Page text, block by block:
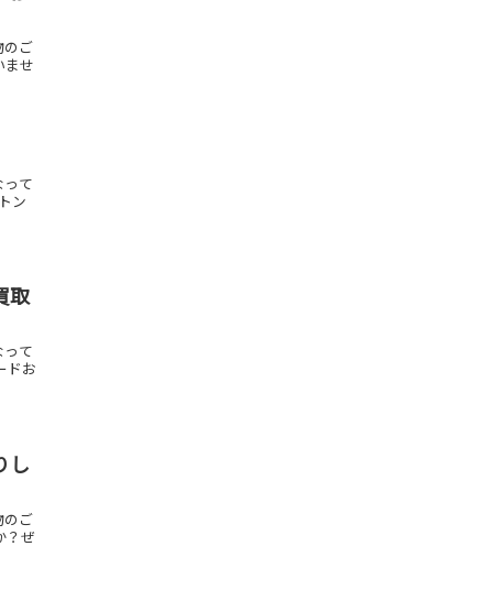
のご
ませ
って
ン
取
って
ドお
し
のご
？ぜ